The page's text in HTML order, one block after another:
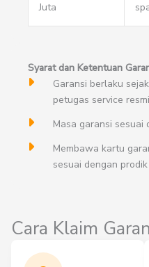
Juta
Syarat dan Ketentuan
Garansi berlaku
petugas service
Masa garansi
Membawa kartu
sesuai dengan
Cara Klaim